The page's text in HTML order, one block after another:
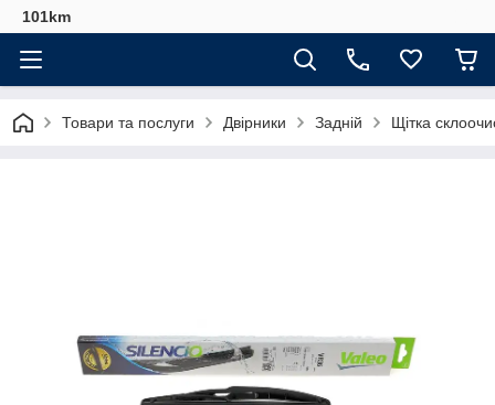
101km
Товари та послуги Двірники Задній Щітка